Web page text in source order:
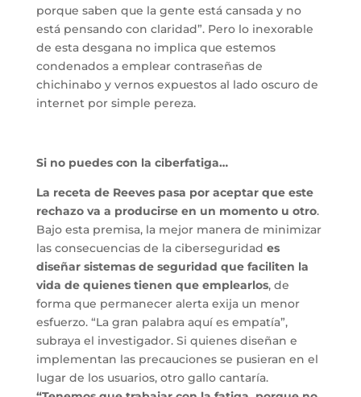
porque saben que la gente está cansada y no
está pensando con claridad”. Pero lo inexorable
de esta desgana no implica que estemos
condenados a emplear contraseñas de
chichinabo y vernos expuestos al lado oscuro de
internet por simple pereza.
Si no puedes con la ciberfatiga…
La receta de Reeves pasa por aceptar que este
rechazo va a producirse en un momento u otro.
Bajo esta premisa, la mejor manera de minimizar
las consecuencias de la ciberseguridad es
diseñar sistemas de seguridad que faciliten la
vida de quienes tienen que emplearlos, de
forma que permanecer alerta exija un menor
esfuerzo. “La gran palabra aquí es empatía”,
subraya el investigador. Si quienes diseñan e
implementan las precauciones se pusieran en el
lugar de los usuarios, otro gallo cantaría.